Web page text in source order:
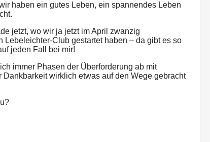
haben ein gutes Leben, ein spannendes Leben
jetzt, wo wir ja jetzt im April zwanzig
Lebeleichter-Club gestartet haben – da gibt es so
jeden Fall bei mir!
immer Phasen der Überforderung ab mit
Dankbarkeit wirklich etwas auf den Wege gebracht